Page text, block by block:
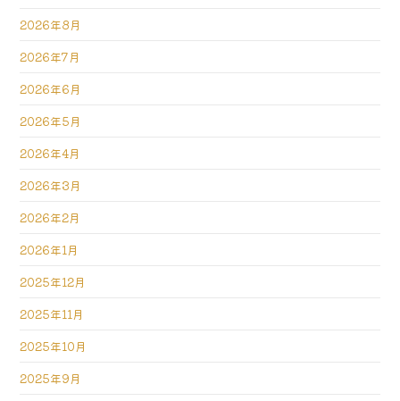
2026年8月
2026年7月
2026年6月
2026年5月
2026年4月
2026年3月
2026年2月
2026年1月
2025年12月
2025年11月
2025年10月
2025年9月